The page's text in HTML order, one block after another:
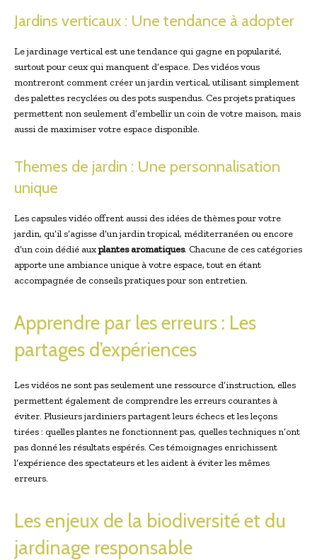
Jardins verticaux : Une tendance à adopter
Le jardinage vertical est une tendance qui gagne en popularité,
surtout pour ceux qui manquent d’espace. Des vidéos vous
montreront comment créer un jardin vertical, utilisant simplement
des palettes recyclées ou des pots suspendus. Ces projets pratiques
permettent non seulement d’embellir un coin de votre maison, mais
aussi de maximiser votre espace disponible.
Themes de jardin : Une personnalisation
unique
Les capsules vidéo offrent aussi des idées de thèmes pour votre
jardin, qu’il s’agisse d’un jardin tropical, méditerranéen ou encore
d’un coin dédié auxplantes aromatiques. Chacune de ces catégories
apporte une ambiance unique à votre espace, tout en étant
accompagnée de conseils pratiques pour son entretien.
Apprendre par les erreurs : Les
partages d’expériences
Les vidéos ne sont pas seulement une ressource d’instruction, elles
permettent également de comprendre les erreurs courantes à
éviter. Plusieurs jardiniers partagent leurs échecs et les leçons
tirées : quelles plantes ne fonctionnent pas, quelles techniques n’ont
pas donné les résultats espérés. Ces témoignages enrichissent
l’expérience des spectateurs et les aident à éviter les mêmes
erreurs.
Les enjeux de la biodiversité et du
jardinage responsable